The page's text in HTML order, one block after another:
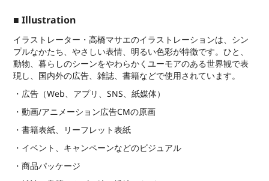
■Illustration
イラストレーター・高橋マサエのイラストレーションは、シン
プルなかたち、やさしい表情、明るい色彩が特徴です。ひと、
動物、暮らしのシーンをやわらかくユーモアのある世界観で表
現し、国内外の広告、雑誌、書籍などで使用されています。
・広告（Web、アプリ、SNS、紙媒体）
・動画/アニメーション広告CMの原画
・書籍表紙、リーフレット表紙
・イベント、キャンペーンなどのビジュアル
・商品パッケージ